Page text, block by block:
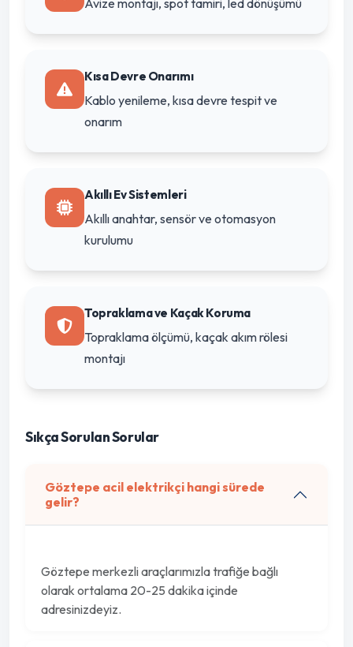
Avize montajı, spot tamiri, led dönüşümü
Kısa Devre Onarımı
Kablo yenileme, kısa devre tespit ve
onarım
Akıllı Ev Sistemleri
Akıllı anahtar, sensör ve otomasyon
kurulumu
Topraklama ve Kaçak Koruma
Topraklama ölçümü, kaçak akım rölesi
montajı
Sıkça Sorulan Sorular
Göztepe acil elektrikçi hangi sürede
gelir?
Göztepe merkezli araçlarımızla trafiğe bağlı
olarak ortalama 20-25 dakika içinde
adresinizdeyiz.